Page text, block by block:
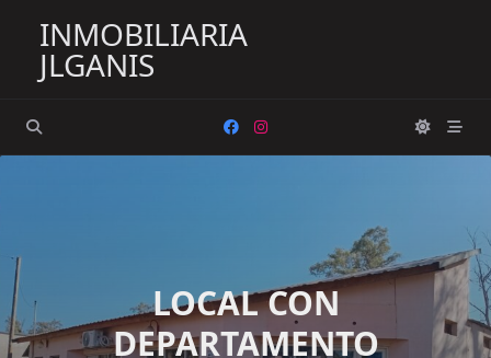
contenido
INMOBILIARIA
JLGANIS
LOCAL CON
DEPARTAMENTO